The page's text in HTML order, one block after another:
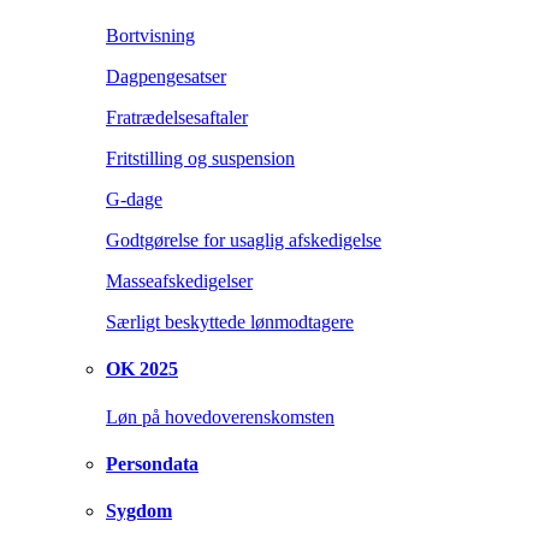
Bortvisning
Dagpengesatser
Fratrædelsesaftaler
Fritstilling og suspension
G-dage
Godtgørelse for usaglig afskedigelse
Masseafskedigelser
Særligt beskyttede lønmodtagere
OK 2025
Løn på hovedoverenskomsten
Persondata
Sygdom